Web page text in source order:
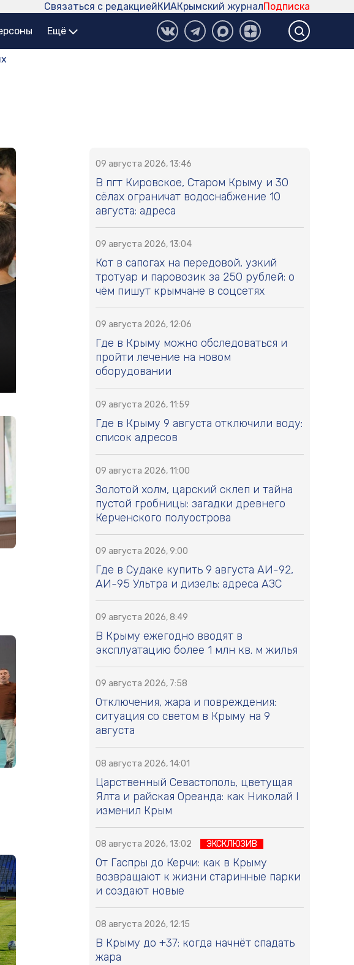
Подписка
Крымский журнал
КИА
Связаться с редакцией
Ещё
09 августа 2026, 13:46
В пгт Кировское, Старом Крыму и 30
сёлах ограничат водоснабжение 10
августа: адреса
09 августа 2026, 13:04
Кот в сапогах на передовой, узкий
тротуар и паровозик за 250 рублей: о
чём пишут крымчане в соцсетях
09 августа 2026, 12:06
Где в Крыму можно обследоваться и
пройти лечение на новом
оборудовании
09 августа 2026, 11:59
Где в Крыму 9 августа отключили воду:
список адресов
09 августа 2026, 11:00
Золотой холм, царский склеп и тайна
пустой гробницы: загадки древнего
Керченского полуострова
09 августа 2026, 9:00
Где в Судаке купить 9 августа АИ-92,
АИ-95 Ультра и дизель: адреса АЗС
09 августа 2026, 8:49
В Крыму ежегодно вводят в
эксплуатацию более 1 млн кв. м жилья
09 августа 2026, 7:58
Отключения, жара и повреждения:
ситуация со светом в Крыму на 9
августа
08 августа 2026, 14:01
Царственный Севастополь, цветущая
Ялта и райская Ореанда: как Николай I
изменил Крым
08 августа 2026, 13:02 ЭКСКЛЮЗИВ
От Гаспры до Керчи: как в Крыму
возвращают к жизни старинные парки
и создают новые
08 августа 2026, 12:15
В Крыму до +37: когда начнёт спадать
жара